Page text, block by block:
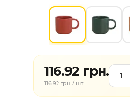
116.92 грн.
116.92 грн. / шт